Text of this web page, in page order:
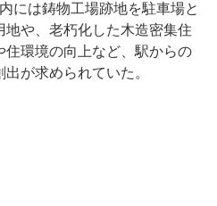
には鋳物工場跡地を駐車場と
地や、老朽化した木造密集住
環境の向上など、駅からの
が求められていた。